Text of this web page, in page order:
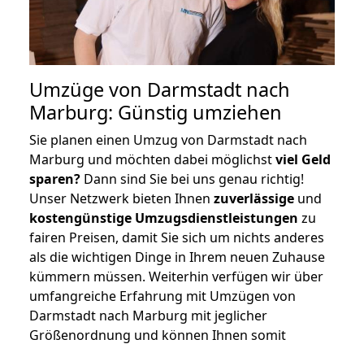
Umzüge von Darmstadt nach
Marburg: Günstig umziehen
Sie planen einen Umzug von Darmstadt nach
Marburg und möchten dabei möglichstviel Geld
sparen? Dann sind Sie bei uns genau richtig!
Unser Netzwerk bieten Ihnen zuverlässige und
kostengünstige Umzugsdienstleistungen zu
fairen Preisen, damit Sie sich um nichts anderes
als die wichtigen Dinge in Ihrem neuen Zuhause
kümmern müssen. Weiterhin verfügen wir über
umfangreiche Erfahrung mit Umzügen von
Darmstadt nach Marburg mit jeglicher
Größenordnung und können Ihnen somit